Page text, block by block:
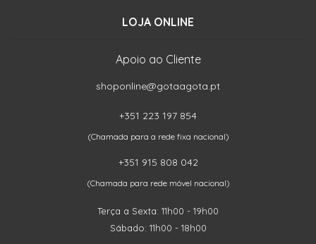
LOJA ONLINE
Apoio ao Cliente
shoponline@gotaagota.pt
+351 223 197 854
(Chamada para a rede fixa nacional)
+351 915 808 042
(Chamada para rede móvel nacional)
Terça a Sexta: 11h00 - 19h00
Sábado: 11h00 - 18h00